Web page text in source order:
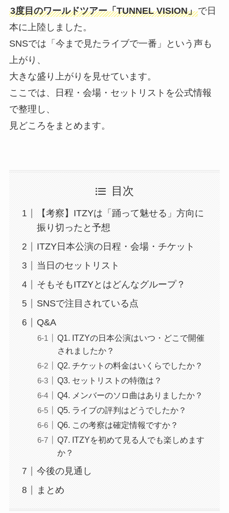
3度目のワールドツアー「TUNNEL VISION」で日
本に上陸しました。
SNSでは「今まで見たライブで一番」という声も
上がり、
大きな盛り上がりを見せています。
ここでは、日程・会場・セットリストを公式情報
で整理し、
見どころをまとめます。
目次
【考察】ITZYは「踊って魅せる」方向に
振り切ったと予想
ITZY日本公演の日程・会場・チケット
当日のセットリスト
そもそもITZYとはどんなグループ？
SNSで注目されている点
Q&A
Q1. ITZYの日本公演はいつ・どこで開催
されましたか？
Q2. チケットの料金はいくらでしたか？
Q3. セットリストの特徴は？
Q4. メンバーのソロ曲はありましたか？
Q5. ライブの評判はどうでしたか？
Q6. この考察は確定情報ですか？
Q7. ITZYを初めて見る人でも楽しめます
か？
今後の見通し
まとめ